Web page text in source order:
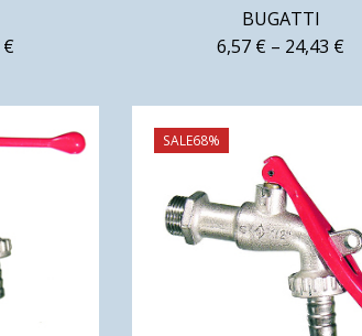
€
BUGATTI
6,57 € – 24,43 €
SALE68%